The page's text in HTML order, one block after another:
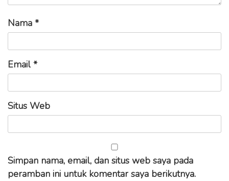
Nama *
Email *
Situs Web
Simpan nama, email, dan situs web saya pada
peramban ini untuk komentar saya berikutnya.